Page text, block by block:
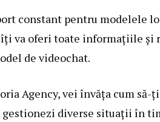
constant pentru modelele
va oferi toate informațiile și
de videochat.
Agency, vei învăța cum
diverse situații în